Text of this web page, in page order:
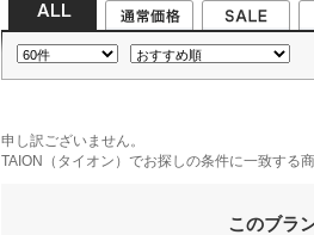
申し訳ございません。
TAION（タイオン）でお探しの条件に一致する
このブラ